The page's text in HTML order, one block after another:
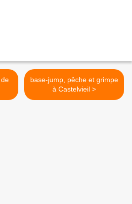
base-jump, pêche et grimpe
à Castelvieil >